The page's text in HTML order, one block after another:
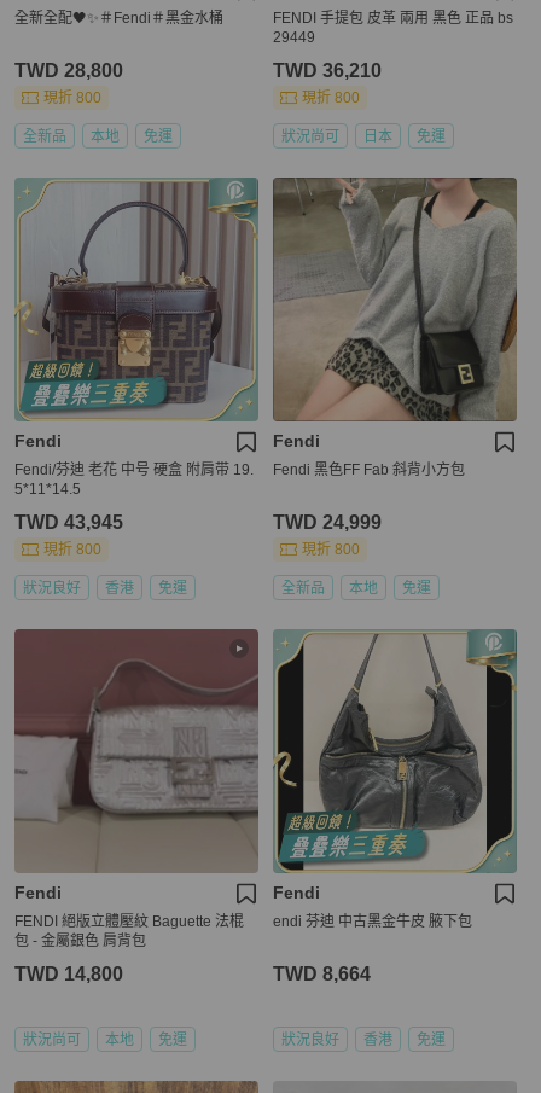
全新全配🖤✨＃Fendi＃黑金水桶
TWD 28,800
現折 800
全新品 本地 免運
FENDI 手提包 皮革 兩用 黑色 正品 bs
29449
TWD 36,210
現折 800
狀況尚可 日本 免運
Fendi
Fendi/芬迪 老花 中号 硬盒 附肩带 19.
5*11*14.5
TWD 43,945
現折 800
狀況良好 香港 免運
Fendi
Fendi 黑色FF Fab 斜背小方包
TWD 24,999
現折 800
全新品 本地 免運
Fendi
FENDI 絕版立體壓紋 Baguette 法棍
包 - 金屬銀色 肩背包
TWD 14,800
狀況尚可 本地 免運
Fendi
endi 芬迪 中古黑金牛皮 腋下包
TWD 8,664
狀況良好 香港 免運